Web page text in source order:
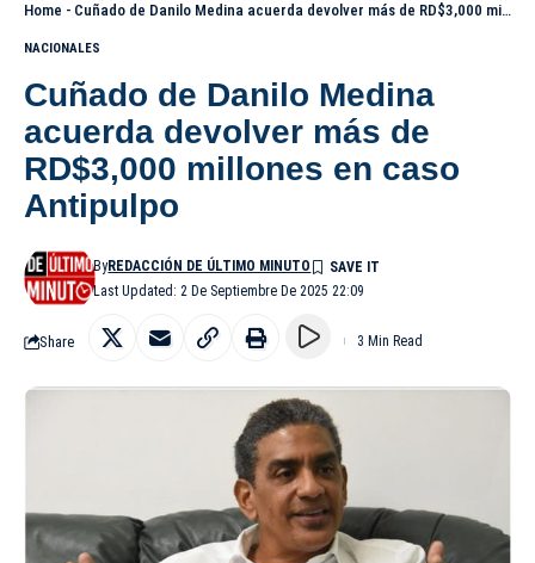
Home - Cuñado de Danilo Medina acuerda devolver más de RD$3,000 millones en caso Antipulpo
NACIONALES
Cuñado de Danilo Medina
acuerda devolver más de
RD$3,000 millones en caso
Antipulpo
Last Updated: 2 De Septiembre De 2025 22:09
ByREDACCIÓN DE ÚLTIMO MINUTO
Share 3 Min Read